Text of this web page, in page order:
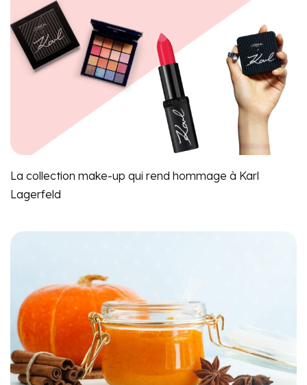
La collection make-up qui rend hommage à Karl
Lagerfeld